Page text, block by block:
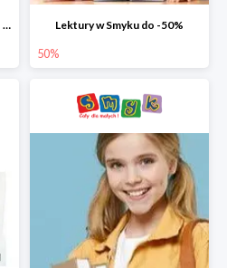
Leżaczki i huśtawki w Smyku do -30% Lektury w Smyku do -50%
50%